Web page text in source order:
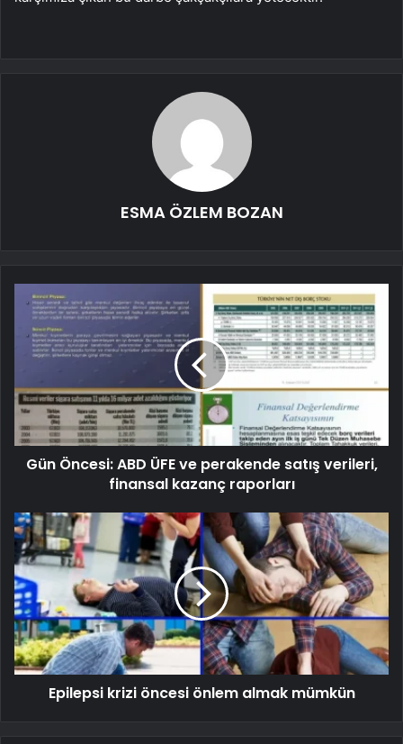
ESMA ÖZLEM BOZAN
Gün Öncesi: ABD ÜFE ve perakende satış verileri,
finansal kazanç raporları
Epilepsi krizi öncesi önlem almak mümkün